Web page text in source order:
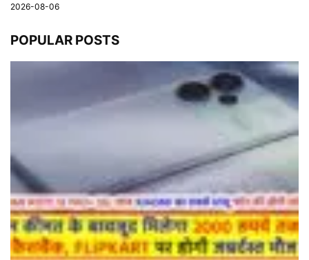
2026-08-06
POPULAR POSTS